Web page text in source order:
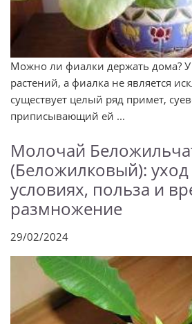
Можно ли фиалки держать дома?
растений, а фиалка не является
существует целый ряд примет,
приписывающий ей ...
Молочай
(Беложилковый):
условиях, польза и
размножение
29/02/2024